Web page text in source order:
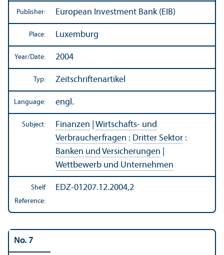
Publisher: European Investment Bank (EIB)
Place: Luxemburg
Year/Date: 2004
Typ: Zeitschriftenartikel
Language: engl.
Subject: Finanzen
Wirtschafts- und
Verbraucherfragen : Dritter Sektor :
Banken und Versicherungen
Wettbewerb und Unternehmen
Shelf
Reference:
EDZ-01207.12.2004,2
No. 7